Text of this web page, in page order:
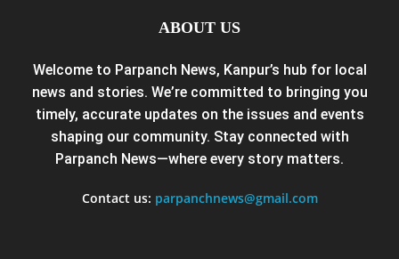
ABOUT US
Welcome to Parpanch News, Kanpur’s hub for local
news and stories. We’re committed to bringing you
timely, accurate updates on the issues and events
shaping our community. Stay connected with
Parpanch News—where every story matters.
Contact us: parpanchnews@gmail.com